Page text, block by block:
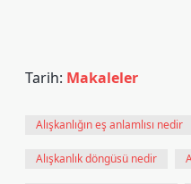
Tarih: Makaleler
Alışkanlığın eş anlamlısı nedir
Alışkanlık döngüsü nedir